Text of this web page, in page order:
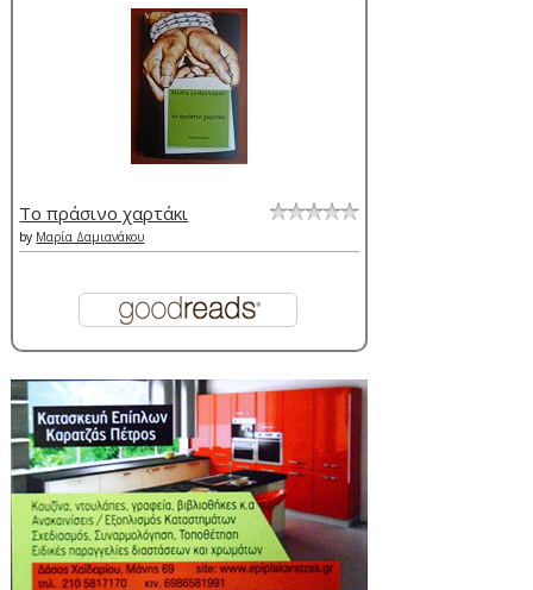
Το πράσινο χαρτάκι
by Μαρία Δαμιανάκου